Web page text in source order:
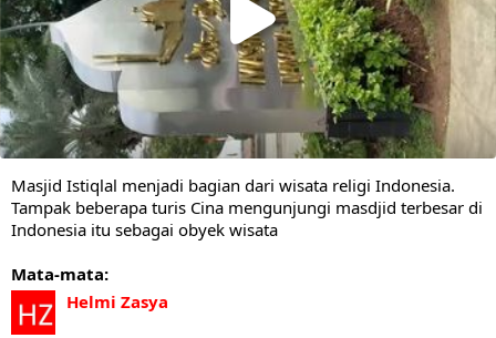
Masjid Istiqlal menjadi bagian dari wisata religi Indonesia.
Tampak beberapa turis Cina mengunjungi masdjid terbesar di
Indonesia itu sebagai obyek wisata
Mata-mata:
Helmi Zasya